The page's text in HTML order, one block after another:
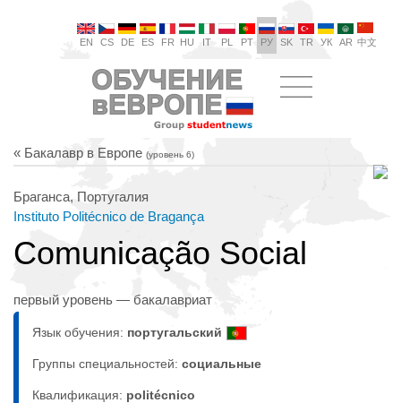
EN CS DE ES FR HU IT PL PT РУ SK TR УК AR 中文
« Бакалавр в Европе (уровень 6)
Браганса, Португалия
Instituto Politécnico de Bragança
Comunicação Social
первый уровень — бакалавриат
Язык обучения: португальский
Группы специальностей: социальные
Квалификация: politécnico